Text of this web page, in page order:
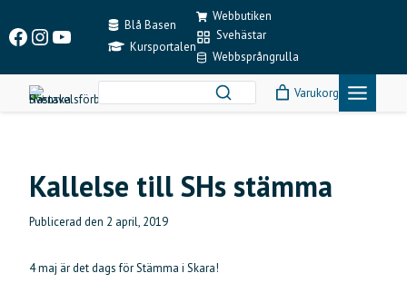
content
Facebook
Instagram
YouTubeBlå Basen
Kursportalen
Webbutiken
Svehästar
Webbsprångrulla
Varukorg
Kallelse till SHs stämma
Publicerad den 2 april, 2019
4 maj är det dags för Stämma i Skara!